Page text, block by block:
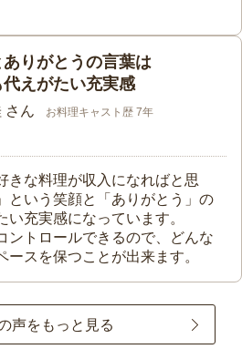
りがとうの言葉は
えがたい充実感
さん お料理キャスト歴 7年
きな料理が収入になればと思
という笑顔と「ありがとう」の
充実感になっています。
ントロールできるので、どんな
スを保つことが出来ます。
声をもっと見る